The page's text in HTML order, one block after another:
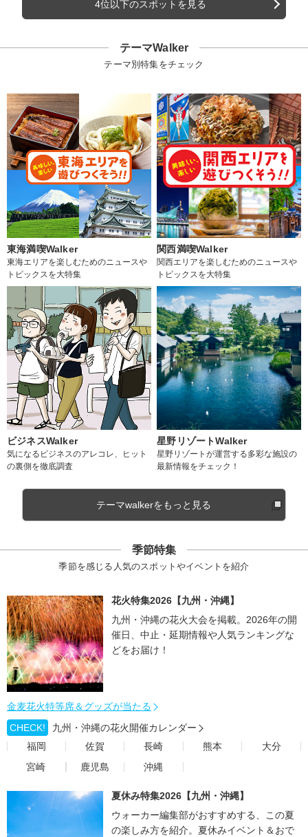
4位以下のスポットを見る
テーマWalker
テーマ別特集をチェック
東海満喫Walker
東海エリアを楽しむためのニュースや
トピックスを大特集
関西満喫Walker
関西エリアを楽しむためのニュースや
トピックスを大特集
ビジネスWalker
気になるビジネスのアレコレ、ヒット
の裏側を徹底調査
星野リゾートWalker
星野リゾートが運営する多彩な施設の
最新情報をチェック！
テーマwalkerをもっと見る
季節特集
季節を感じる人気のスポットやイベントを紹介
花火特集2026【九州・沖縄】
九州・沖縄の花火大会を掲載。2026年の開
催日、中止・延期情報や人気ランキングな
どをお届け！
金麦花火特等席＆グッズが当たる
CHECK!
九州・沖縄の花火開催カレンダー
福岡
佐賀 長崎 熊本
大分
宮崎
鹿児島 沖縄
夏休み特集2026【九州・沖縄】
ウォーカー編集部がおすすめする、この夏
の楽しみ方を紹介。夏休みイベント＆おで